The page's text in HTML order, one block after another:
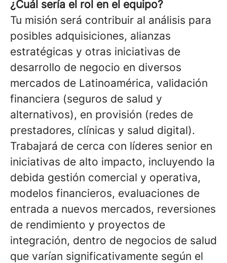
¿Cuál sería el rol en el equipo?
Tu misión será contribuir al análisis para
posibles adquisiciones, alianzas
estratégicas y otras iniciativas de
desarrollo de negocio en diversos
mercados de Latinoamérica, validación
financiera (seguros de salud y
alternativos), en provisión (redes de
prestadores, clínicas y salud digital).
Trabajará de cerca con líderes senior en
iniciativas de alto impacto, incluyendo la
debida gestión comercial y operativa,
modelos financieros, evaluaciones de
entrada a nuevos mercados, reversiones
de rendimiento y proyectos de
integración, dentro de negocios de salud
que varían significativamente según el